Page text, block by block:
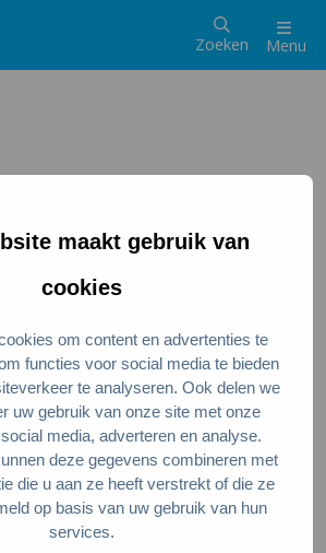
maakt gebruik van
cookies
om content en advertenties te
functies voor social media te bieden
te analyseren. Ook delen we
uw gebruik van onze site met onze
media, adverteren en analyse.
deze gegevens combineren met
die u aan ze heeft verstrekt of die ze
op basis van uw gebruik van hun
services.
Zoeken Menu
samenleving
en diensten